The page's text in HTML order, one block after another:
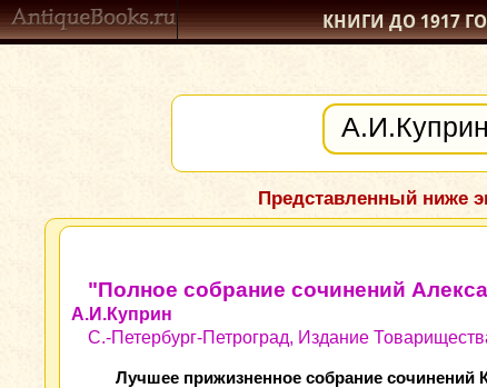
КНИГИ ДО 1917
Представленный ниже
"Полное собрание сочинений
А.И.Куприн
С.-Петербург-Петроград, Издание
Лучшее прижизненное собрание